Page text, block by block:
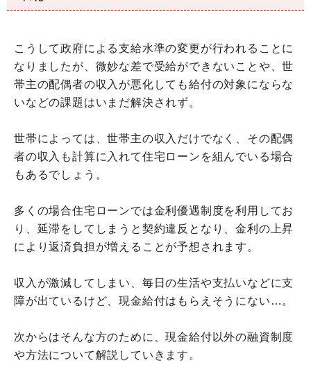
こうして政府による支給水準の変更が行われることに
なりましたが、微妙な差で受給ができないことや、世
帯主の配偶者の収入が悪化しても給付の対象にならな
いなどの課題はいまだ解決されず。
世帯によっては、世帯主の収入だけでなく、その配偶
者の収入も計算に入れて住宅ローンを組んでいる場合
もあるでしょう。
多くの場合住宅ローンでは金利優遇制度を利用してお
り、延滞をしてしまうと契約違反となり、金利の上昇
により返済負担が増えることが予想されます。
収入が激減してしまい、毎日の生活や支払いなどに支
障が出ているけど、現金給付はもらえそうにない…。
次からはそんな方のために、現金給付以外の融資制度
や方法について解説していきます。